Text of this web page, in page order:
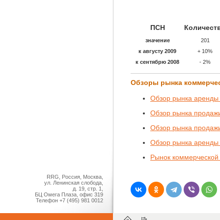
ПСН
значение
201
к августу 2009
+ 10%
к сентябрю 2008
- 2%
Обзоры рынка
Обзор рынка аренды
Обзор рынка
Обзор рынка
Обзор рынка аренды
Рынок
RRG, Россия, Москва,
ул. Ленинская слобода,
д. 19, стр. 1,
БЦ Омега Плаза, офис 319
Телефон +7 (495) 981 0012